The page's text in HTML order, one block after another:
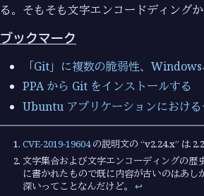
る。そもそも文字エンコードディング
ブックマーク
「Git」に複数の脆弱性、
PPA から Git をインストールする
Ubuntu アプリケーションにおけ
CVE-2019-19604の説明文の v2.24.x は
文字集合および文字エンコーディングの歴
に書かれたもので既に内容が古いのはあ
深いってことなんだけど。 ↩︎